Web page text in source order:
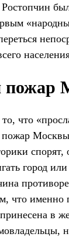
Ростопчин
пожар
что
Москвы
спорят,
город
что именно
в